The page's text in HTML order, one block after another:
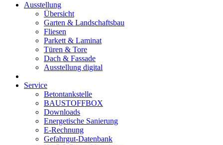
Ausstellung
Übersicht
Garten & Landschaftsbau
Fliesen
Parkett & Laminat
Türen & Tore
Dach & Fassade
Ausstellung digital
Service
Betontankstelle
BAUSTOFFBOX
Downloads
Energetische Sanierung
E-Rechnung
Gefahrgut-Datenbank